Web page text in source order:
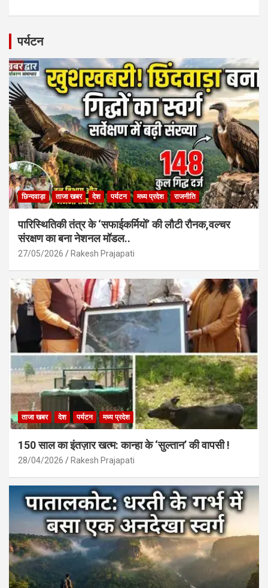
b
o
o
k
A
p
p
पर्यटन
छिन्दवाड़ा ताजा खबर देश पर्यटन मध्य प्रदेश राजनीति
पारिस्थितिकी तंत्र के ‘सफाईकर्मियों’ की लौटी रौनक,वल्चर
संरक्षण का बना नेशनल मॉडल..
27/05/2026 Rakesh Prajapati
ताजा खबर देश पर्यटन मध्य प्रदेश
150 साल का इंतज़ार खत्म: कान्हा के ‘सुल्तान’ की वापसी !
28/04/2026 Rakesh Prajapati